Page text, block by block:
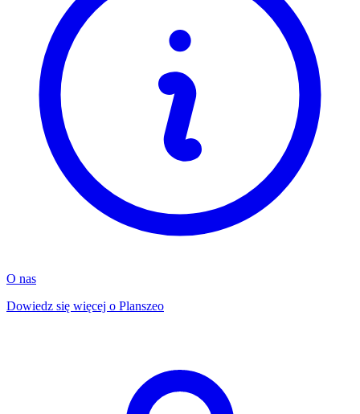
O nas
Dowiedz się więcej o Planszeo